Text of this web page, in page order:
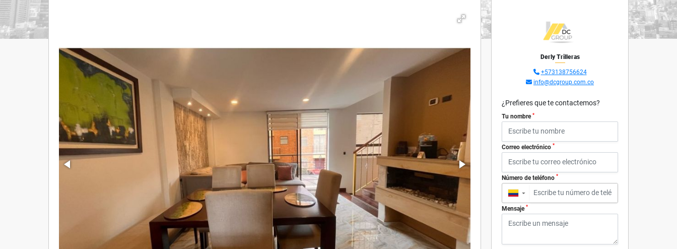
Derly Trilleras
+573138756624
info@dcgroup.com.co
¿Prefieres que te contactemos?
Tu nombre *
Correo electrónico *
Número de teléfono *
▼
Mensaje *